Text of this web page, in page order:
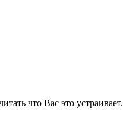
что Вас это устраивает.